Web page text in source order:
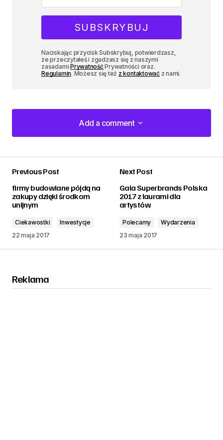
Naciskając przycisk Subskrybuj, potwierdzasz,
że przeczytałeś i zgadzasz się z naszymi
zasadamiPrywatnośćPrywatności oraz.
Regulamin. Możesz się też z kontaktowaćz nami.
Add a comment
Add a comment
Previous Post
firmy budowlane pójdą na
zakupy dzięki środkom
unijnym
Ciekawostki
Inwestycje
22 maja 2017
Next Post
Gala Superbrands Polska
2017 z laurami dla
artystów
Polecamy
Wydarzenia
23 maja 2017
Reklama